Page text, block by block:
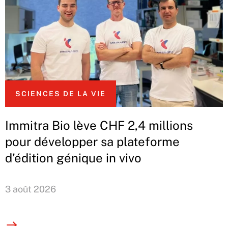
SCIENCES DE LA VIE
Immitra Bio lève CHF 2,4 millions
pour développer sa plateforme
d’édition génique in vivo
3 août 2026